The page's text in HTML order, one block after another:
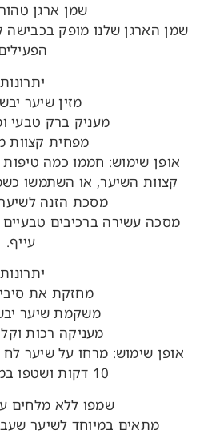
שמן ארגן
שמן הארגן שלנו מופק
מזין שיער
מעניק ברק טבעי
מפחית קצוות
אופן שימוש: חממו כמה
קצוות השיער, או השתמשו
מסכת הזנה
מסכה עשירה ברכיבים
עייף.
מחזקת את
משקמת שיער
מעניקה רכות
10 דקות ושטפו במים פושרים.
שמפו ללא מלחים
מתאים במיוחד לשיער